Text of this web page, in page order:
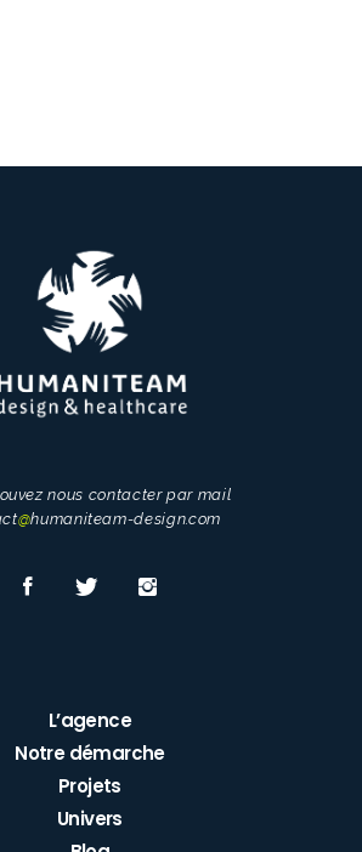
nous contacter par mail
@humaniteam-design.com
L’agence
Notre démarche
Projets
Univers